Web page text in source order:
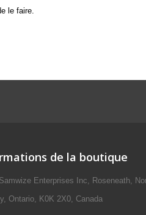
le faire.
de la boutique
Samwize Enterprises Inc, Roseneath,
Ontario, K0K 2X0, Canada